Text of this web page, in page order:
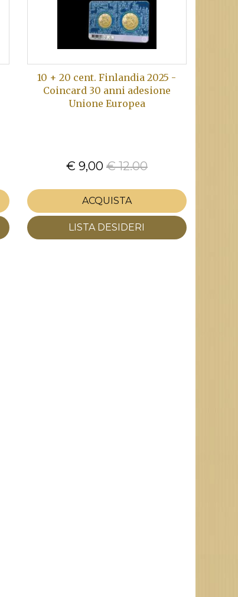
10 + 20 cent. Finlandia 2025 -
Coincard 30 anni adesione
Unione Europea
€ 9,00 € 12.00
ACQUISTA
LISTA DESIDERI